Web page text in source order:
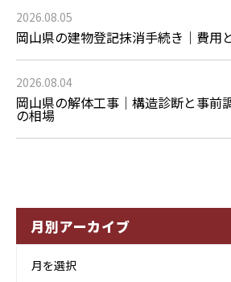
2026.08.05
岡山県の建物登記抹消手続き｜費用
2026.08.04
岡山県の解体工事｜構造診断と事前
の相場
月別アーカイブ
月を選択